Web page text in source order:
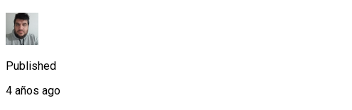
Published
4 años ago